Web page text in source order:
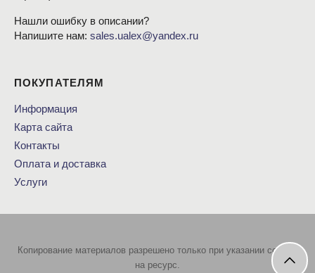
Нашли ошибку в описании?
Напишите нам: sales.ualex@yandex.ru
ПОКУПАТЕЛЯМ
Информация
Карта сайта
Контакты
Оплата и доставка
Услуги
Копирование материалов разрешено только при указании ссылки
на ресурс.